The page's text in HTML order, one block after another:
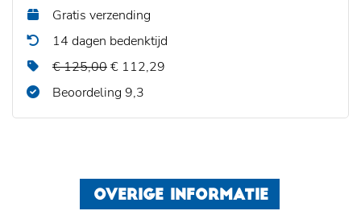
Gratis verzending
14 dagen bedenktijd
€ 125,00€ 112,29
Beoordeling 9,3
OVERIGE INFORMATIE